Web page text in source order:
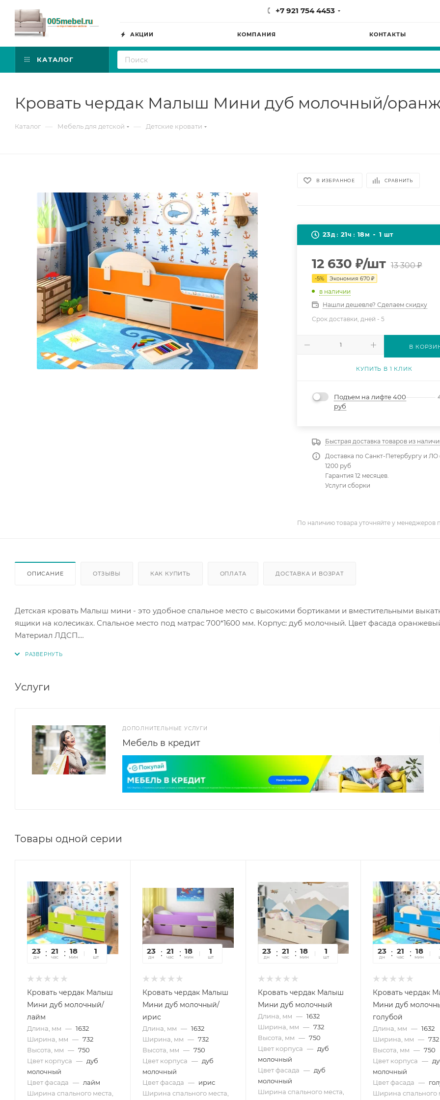
+7 921 754 4453
АКЦИИ КОМПАНИЯ КОНТАКТЫ
КАТАЛОГ
Кровать чердак Малыш Мини дуб молочный/
Каталог — Мебель для детской — Детские кровати
В ИЗБРАННОЕ СРАВНИТЬ
23д 21ч 18м 1 шт
12 630 ₽/шт 13 300₽
-5% Экономия670 ₽
в наличии
Нашли дешевле? Сделаем скидку
Срок доставки, дней -5
В
КУПИТЬ В 1 КЛИК
Подъем на лифте 400
руб
Быстрая доставка товаров из
Доставка по Санкт-Петербургу и ЛО
1200 руб
Гарантия 12 месяцев.
Услуги сборки
По наличию товара уточняйте у менеджеров
ОПИСАНИЕ ОТЗЫВЫ КАК КУПИТЬ ОПЛАТА ДОСТАВКА И ВОЗРАТ
Детская кровать Малыш мини - это удобное спальное место с высокими бортиками и вместительными
ящики на колесиках. Спальное место под матрас 700*1600 мм. Корпус: дуб молочный. Цвет фасада
Материал ЛДСП.
Услуги
ДОПОЛНИТЕЛЬНЫЕ УСЛУГИ
Мебель в кредит
Товары одной серии
23
дн
21
час
18
мин
24
сек
1
шт
Кровать чердак Малыш
Мини дуб молочный/
лайм
Длина, мм — 1632
Ширина, мм — 732
Высота, мм — 750
Цвет корпуса — дуб
молочный
Цвет фасада — лайм
Ширина спального места,
23
дн
21
час
18
мин
24
сек
1
шт
Кровать чердак Малыш
Мини дуб молочный/
ирис
Длина, мм — 1632
Ширина, мм — 732
Высота, мм — 750
Цвет корпуса — дуб
молочный
Цвет фасада — ирис
Ширина спального места,
23
дн
21
час
18
мин
24
сек
1
шт
Кровать чердак Малыш
Мини дуб молочный
Длина, мм — 1632
Ширина, мм — 732
Высота, мм — 750
Цвет корпуса — дуб
молочный
Цвет фасада — дуб
молочный
Ширина спального места,
23
дн
21
час
18
мин
Кровать чердак
Мини дуб
голубой
Длина, мм — 1632
Ширина, мм — 732
Высота, мм — 750
Цвет корпуса —
молочный
Цвет фасада —
Ширина спального